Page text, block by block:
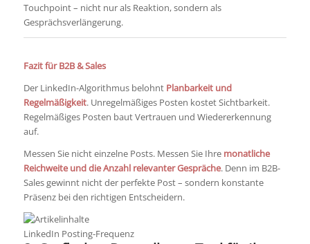
Touchpoint – nicht nur als Reaktion, sondern als
Gesprächsverlängerung.
Fazit für B2B & Sales
Der LinkedIn-Algorithmus belohnt Planbarkeit und
Regelmäßigkeit. Unregelmäßiges Posten kostet Sichtbarkeit.
Regelmäßiges Posten baut Vertrauen und Wiedererkennung
auf.
Messen Sie nicht einzelne Posts. Messen Sie Ihre monatliche
Reichweite und die Anzahl relevanter Gespräche. Denn im B2B-
Sales gewinnt nicht der perfekte Post – sondern konstante
Präsenz bei den richtigen Entscheidern.
LinkedIn Posting-Frequenz